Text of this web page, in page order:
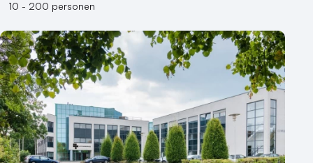
10 - 200 personen